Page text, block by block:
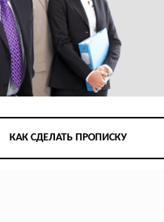
КАК СДЕЛАТЬ ПРОПИСКУ